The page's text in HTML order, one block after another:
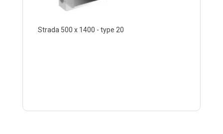
Strada 500 x 1400 - type 20